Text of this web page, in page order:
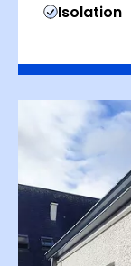
Isolation